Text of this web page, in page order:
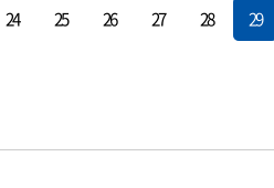
24 25 26 27 28 29